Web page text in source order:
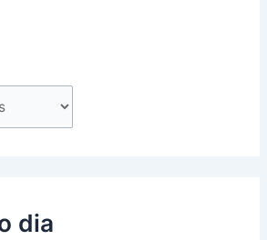
dia